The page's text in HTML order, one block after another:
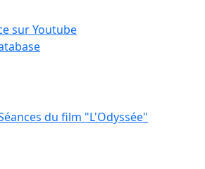
sur Youtube
du film "L'Odyssée"